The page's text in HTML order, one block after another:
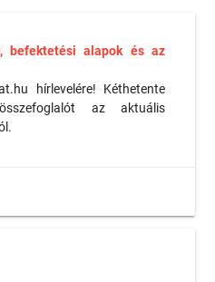
befektetési alapok és az
hírlevelére! Kéthetente
az aktuális